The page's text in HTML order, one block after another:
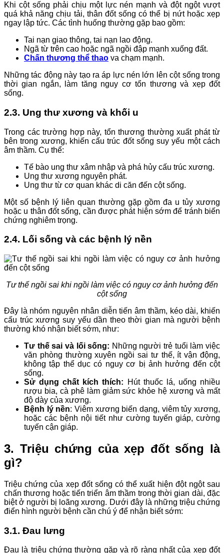
Khi cột sống phải chịu một lực nén mạnh và đột ngột vượt
quá khả năng chịu tải, thân đốt sống có thể bị nứt hoặc xẹp
ngay lập tức. Các tình huống thường gặp bao gồm:
Tai nạn giao thông, tai nạn lao động.
Ngã từ trên cao hoặc ngã ngồi đập mạnh xuống đất.
Chấn thương thể thao va chạm mạnh.
Những tác động này tạo ra áp lực nén lớn lên cột sống trong
thời gian ngắn, làm tăng nguy cơ tổn thương và xẹp đốt
sống.
2.3. Ung thư xương và khối u
Trong các trường hợp này, tổn thương thường xuất phát từ
bên trong xương, khiến cấu trúc đốt sống suy yếu một cách
âm thầm. Cụ thể:
Tế bào ung thư xâm nhập và phá hủy cấu trúc xương.
Ung thư xương nguyên phát.
Ung thư từ cơ quan khác di căn đến cột sống.
Một số bệnh lý liên quan thường gặp gồm đa u tủy xương
hoặc u thân đốt sống, cần được phát hiện sớm để tránh biến
chứng nghiêm trọng.
2.4. Lối sống và các bệnh lý nền
Tư thế ngồi sai khi ngồi làm việc có nguy cơ ảnh hưởng đến
cột sống
Đây là nhóm nguyên nhân diễn tiến âm thầm, kéo dài, khiến
cấu trúc xương suy yếu dần theo thời gian mà người bệnh
thường khó nhận biết sớm, như:
Tư thế sai và lối sống: Những người trẻ tuổi làm việc
văn phòng thường xuyên ngồi sai tư thế, ít vận động,
không tập thể dục có nguy cơ bị ảnh hưởng đến cột
sống.
Sử dụng chất kích thích: Hút thuốc lá, uống nhiều
rượu bia, cà phê làm giảm sức khỏe hệ xương và mất
độ dày của xương.
Bệnh lý nền: Viêm xương biến dạng, viêm tủy xương,
hoặc các bệnh nội tiết như cường tuyến giáp, cường
tuyến cận giáp.
3. Triệu chứng của xẹp đốt sống là
gì?
Triệu chứng của xẹp đốt sống có thể xuất hiện đột ngột sau
chấn thương hoặc tiến triển âm thầm trong thời gian dài, đặc
biệt ở người bị loãng xương. Dưới đây là những triệu chứng
điển hình người bệnh cần chú ý để nhận biết sớm:
3.1. Đau lưng
Đau là triệu chứng thường gặp và rõ ràng nhất của xẹp đốt